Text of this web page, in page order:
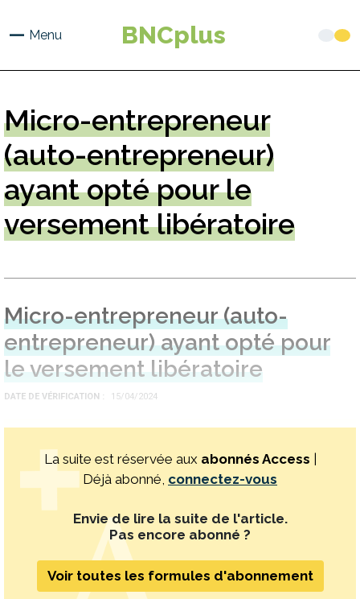
principal
Menu BNCplus
Micro-entrepreneur
(auto-entrepreneur)
ayant opté pour le
versement libératoire
Micro-entrepreneur (auto-
entrepreneur) ayant opté pour
le versement libératoire
DATE DE VÉRIFICATION 15/04/2024
La suite est réservée aux abonnés Access |
Déjà abonné, connectez-vous
Envie de lire la suite de l'article.
Pas encore abonné ?
Voir toutes les formules d'abonnement